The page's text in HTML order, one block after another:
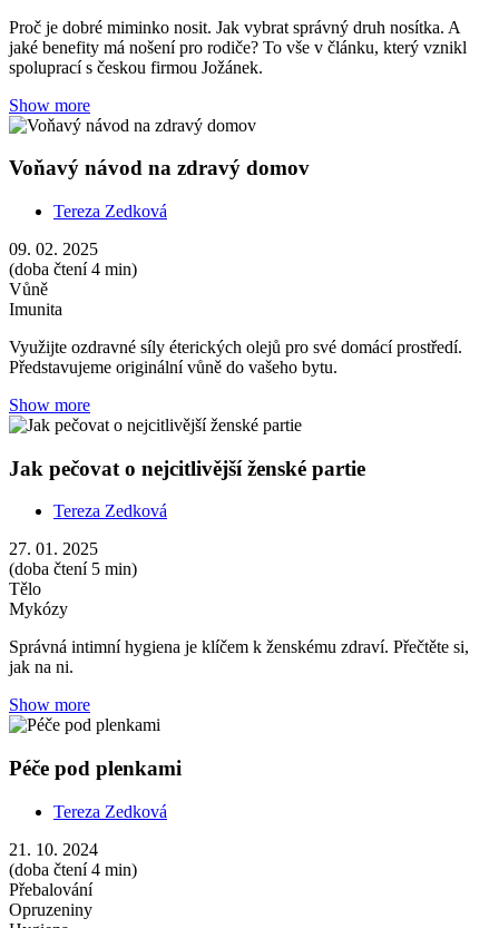
Proč je dobré miminko nosit. Jak vybrat správný druh nosítka. A
jaké benefity má nošení pro rodiče? To vše v článku, který vznikl
spoluprací s českou firmou Jožánek.
Show more
Voňavý návod na zdravý domov
Tereza Zedková
09. 02. 2025
(doba čtení 4 min)
Vůně
Imunita
Využijte ozdravné síly éterických olejů pro své domácí prostředí.
Představujeme originální vůně do vašeho bytu.
Show more
Jak pečovat o nejcitlivější ženské partie
Tereza Zedková
27. 01. 2025
(doba čtení 5 min)
Tělo
Mykózy
Správná intimní hygiena je klíčem k ženskému zdraví. Přečtěte si,
jak na ni.
Show more
Péče pod plenkami
Tereza Zedková
21. 10. 2024
(doba čtení 4 min)
Přebalování
Opruzeniny